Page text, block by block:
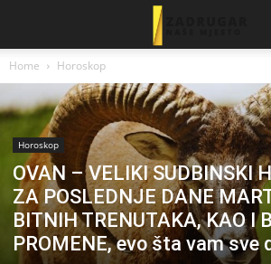
Home Horoskop
Horoskop
OVAN – VELIKI SUDBINSKI
ZA POSLEDNJE DANE
BITNIH TRENUTAKA, KAO I
PROMENE, evo šta vam sve